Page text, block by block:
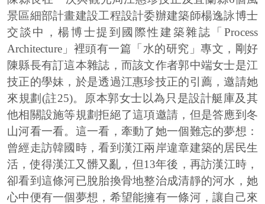
景區細部計畫建設工程設計委辦建築師楊逸詠博士
交談中，楊博士提到國際性建築雜誌「Process
Architecture」裡頭有一篇「水的研究」專文，剛好
陳縣長有訂這本雜誌，而該文作者郭中端女士是江
技正的學妹，於是透過江惠珍技正的引薦，邀請她
來規劃(註25)。原本郭女士以為只是設計艇庫及其
他相關設施等規劃拒絕了這項邀請，但是答應到冬
山河看一看。這一看，牽動了她一個難忘的夢想：
曾經走訪韓國時，看到漢江兩岸違章建築的居民生
活，使得漢江又髒又亂，但13年後，再訪漢江時，
卻看到這條河已脫胎換骨地整治成清靜的河水，她
心中便有一個夢想，希望能擁有一條河，讓自己來